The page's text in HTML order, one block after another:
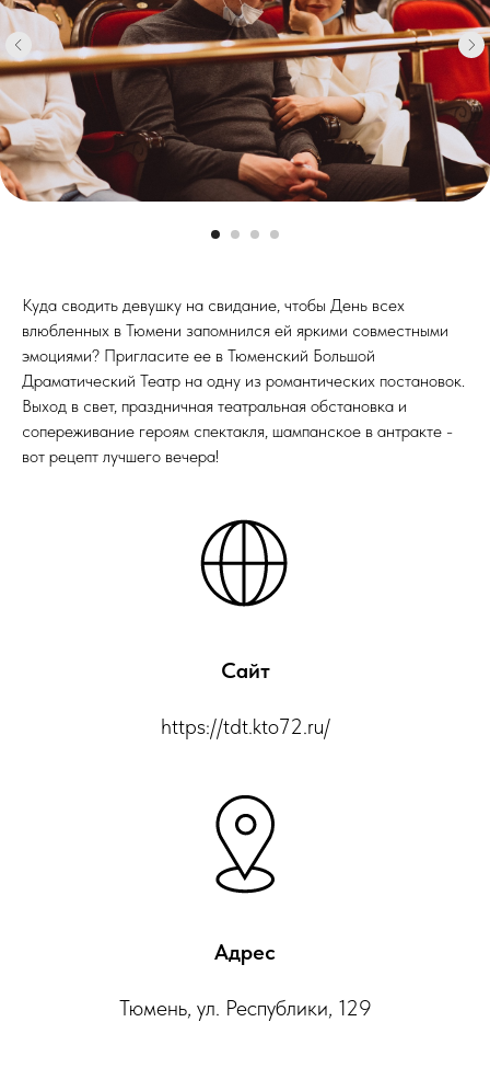
Куда сводить девушку на свидание, чтобы День всех
влюбленных в Тюмени запомнился ей яркими совместными
эмоциями? Пригласите ее в Тюменский Большой
Драматический Театр на одну из романтических постановок.
Выход в свет, праздничная театральная обстановка и
сопереживание героям спектакля, шампанское в антракте -
вот рецепт лучшего вечера!
Сайт
https://tdt.kto72.ru/
Адрес
Тюмень, ул. Республики, 129